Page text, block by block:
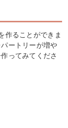
作ることができま
ートリーが増や
ってみてくださ